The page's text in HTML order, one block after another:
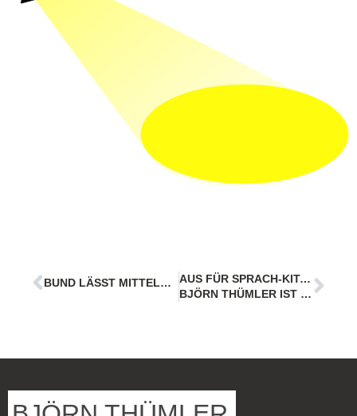
BUND LÄSST MITTELSTAND HÄNGEN
AUS FÜR SPRACH-KITAS:
BJÖRN THÜMLER IST EMPÖRT